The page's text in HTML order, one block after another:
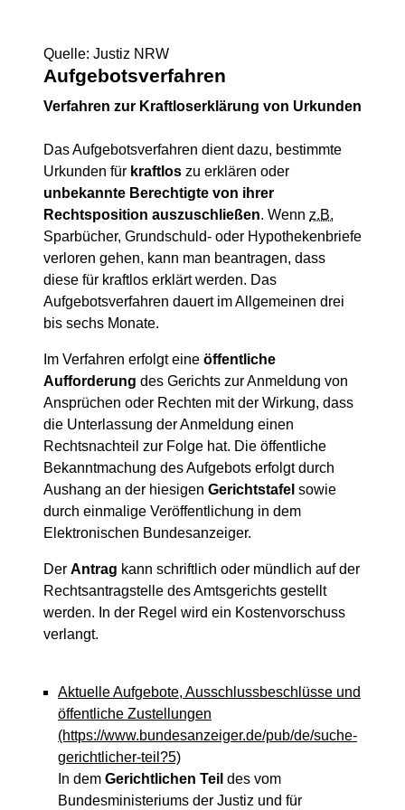
Quelle: Justiz NRW
Aufgebotsverfahren
Verfahren zur Kraftloserklärung von Urkunden
Das Aufgebotsverfahren dient dazu, bestimmte
Urkunden für kraftlos zu erklären oder
unbekannte Berechtigte von ihrer
Rechtsposition auszuschließen. Wenn z.B.
Sparbücher, Grundschuld- oder Hypothekenbriefe
verloren gehen, kann man beantragen, dass
diese für kraftlos erklärt werden. Das
Aufgebotsverfahren dauert im Allgemeinen drei
bis sechs Monate.
Im Verfahren erfolgt eine öffentliche
Aufforderung des Gerichts zur Anmeldung von
Ansprüchen oder Rechten mit der Wirkung, dass
die Unterlassung der Anmeldung einen
Rechtsnachteil zur Folge hat. Die öffentliche
Bekanntmachung des Aufgebots erfolgt durch
Aushang an der hiesigen Gerichtstafel sowie
durch einmalige Veröffentlichung in dem
Elektronischen Bundesanzeiger.
Der Antrag kann schriftlich oder mündlich auf der
Rechtsantragstelle des Amtsgerichts gestellt
werden. In der Regel wird ein Kostenvorschuss
verlangt.
Aktuelle Aufgebote, Ausschlussbeschlüsse und
öffentliche Zustellungen
(https://www.bundesanzeiger.de/pub/de/suche-
gerichtlicher-teil?5)
In dem Gerichtlichen Teil des vom
Bundesministeriums der Justiz und für